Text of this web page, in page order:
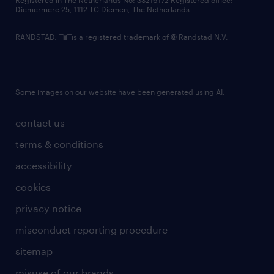
contact us
terms & conditions
accessibility
cookies
privacy notice
misconduct reporting procedure
sitemap
Diemermere 25, 1112 TC Diemen, The Netherlands.
RANDSTAD, is a registered trademark of © Randstad N.V.
Some images on our website have been generated using AI.